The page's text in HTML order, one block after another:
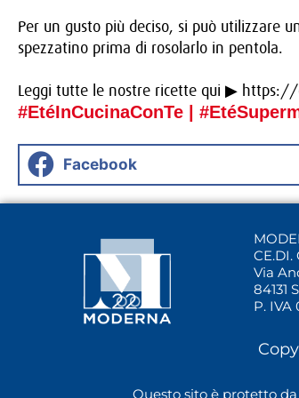
Per un gusto più deciso, si può utilizzare
spezzatino prima di rosolarlo in pentola.
Leggi tutte le nostre ricette qui ▶ https://
#EtéInCucinaConTe |
Facebook
Via
84131
P. IVA
Questo sito è protetto